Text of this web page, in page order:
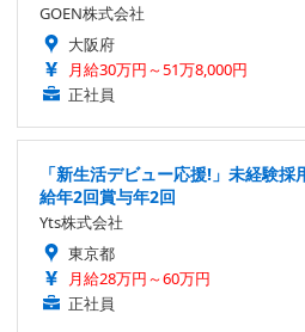
GOEN株式会社
大阪府
月給30万円～51万8,000円
正社員
「新生活デビュー応援!」未経験
給年2回賞与年2回
Yts株式会社
東京都
月給28万円～60万円
正社員